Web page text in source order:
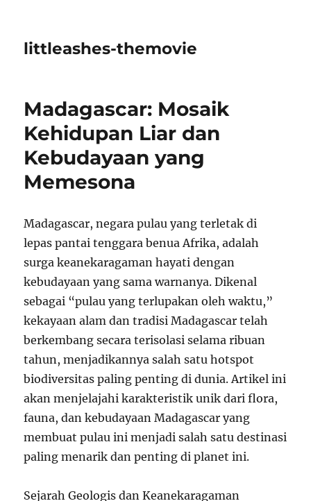
littleashes-themovie
Madagascar: Mosaik
Kehidupan Liar dan
Kebudayaan yang
Memesona
Madagascar, negara pulau yang terletak di
lepas pantai tenggara benua Afrika, adalah
surga keanekaragaman hayati dengan
kebudayaan yang sama warnanya. Dikenal
sebagai “pulau yang terlupakan oleh waktu,”
kekayaan alam dan tradisi Madagascar telah
berkembang secara terisolasi selama ribuan
tahun, menjadikannya salah satu hotspot
biodiversitas paling penting di dunia. Artikel ini
akan menjelajahi karakteristik unik dari flora,
fauna, dan kebudayaan Madagascar yang
membuat pulau ini menjadi salah satu destinasi
paling menarik dan penting di planet ini.
Sejarah Geologis dan Keanekaragaman